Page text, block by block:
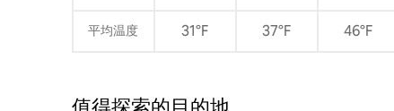
平均温度 31°F 37°F 46°F